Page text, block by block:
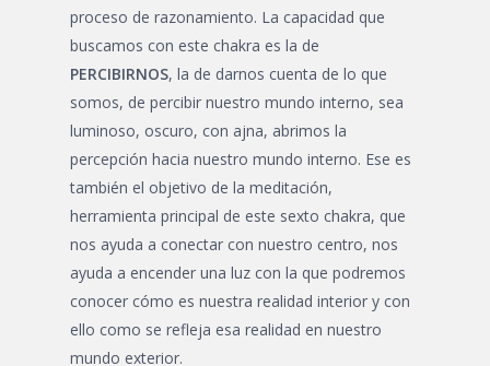
proceso de razonamiento. La capacidad que
buscamos con este chakra es la de
PERCIBIRNOS, la de darnos cuenta de lo que
somos, de percibir nuestro mundo interno, sea
luminoso, oscuro, con ajna, abrimos la
percepción hacia nuestro mundo interno. Ese es
también el objetivo de la meditación,
herramienta principal de este sexto chakra, que
nos ayuda a conectar con nuestro centro, nos
ayuda a encender una luz con la que podremos
conocer cómo es nuestra realidad interior y con
ello como se refleja esa realidad en nuestro
mundo exterior.